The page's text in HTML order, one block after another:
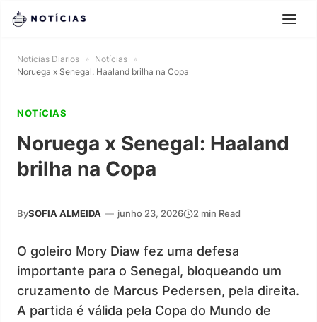
Notícias Diarios » Notícias »
Noruega x Senegal: Haaland brilha na Copa
NOTíCIAS
Noruega x Senegal: Haaland
brilha na Copa
BySOFIA ALMEIDA — junho 23, 2026 2 min Read
O goleiro Mory Diaw fez uma defesa
importante para o Senegal, bloqueando um
cruzamento de Marcus Pedersen, pela direita.
A partida é válida pela Copa do Mundo de